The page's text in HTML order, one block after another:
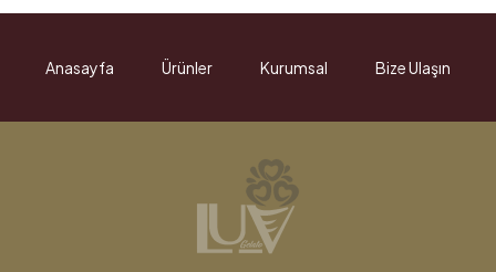
Anasayfa Ürünler Kurumsal Bize Ulaşın